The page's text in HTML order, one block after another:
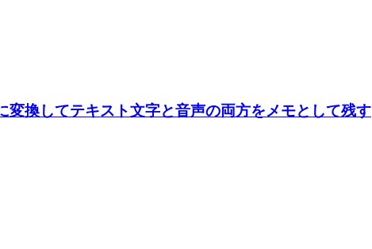
変換してテキスト文字と音声の両方をメモとして残す